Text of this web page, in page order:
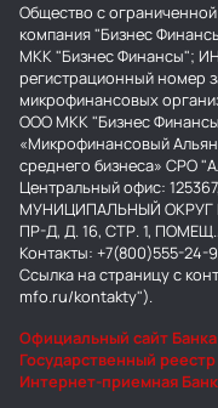
Общество с
компания "Бизнес
МКК "Бизнес Финансы";
регистрационный номер
микрофинансовых
ООО МКК "Бизнес
«Микрофинансовый
среднего бизнеса» СРО
Центральный офис:
МУНИЦИПАЛЬНЫЙ ОКРУГ
ПР-Д, Д. 16, СТР. 1,
Контакты: +7(800)555-24-
Ссылка на страницу с
mfo.ru/kontakty").
Официальный сайт
Государственный
Интернет-приемная